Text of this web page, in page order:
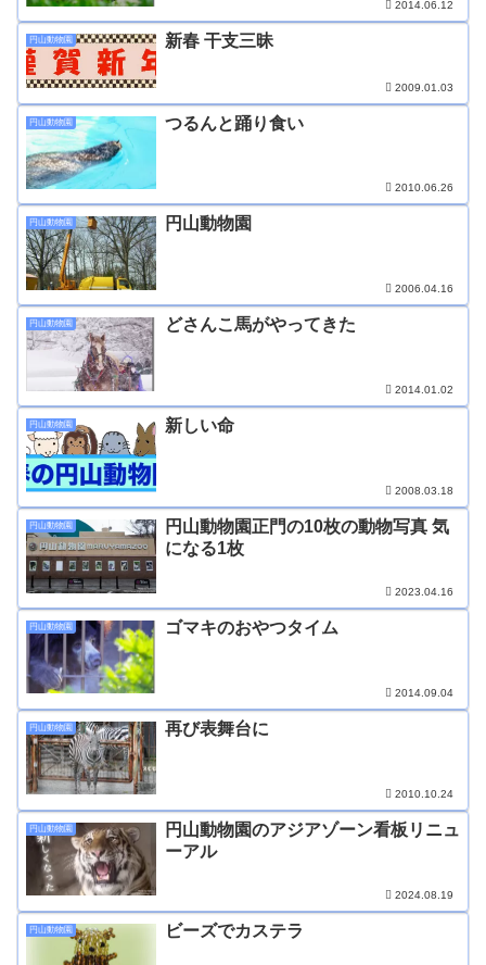
2014.06.12
円山動物園 新春 干支三昧
2009.01.03
円山動物園 つるんと踊り食い
2010.06.26
円山動物園 円山動物園
2006.04.16
円山動物園 どさんこ馬がやってきた
2014.01.02
円山動物園 新しい命
2008.03.18
円山動物園
円山動物園正門の10枚の動物写真 気
になる1枚
2023.04.16
円山動物園 ゴマキのおやつタイム
2014.09.04
円山動物園 再び表舞台に
2010.10.24
円山動物園
円山動物園のアジアゾーン看板リニュ
ーアル
2024.08.19
円山動物園 ビーズでカステラ